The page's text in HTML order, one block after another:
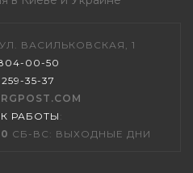
ВАСИЛЬКОВСКАЯ, 1
00-50
35-37
РАБОТЫ:
СБ-ВС: ВЫХОДНЫЕ ДНИ